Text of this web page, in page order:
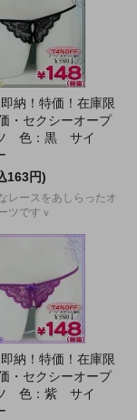
納！特価！在庫限
・セクシーオープ
色：黒 サイ
163円)
レースをあしらったオ
ツですｖ
納！特価！在庫限
・セクシーオープ
色：紫 サイ